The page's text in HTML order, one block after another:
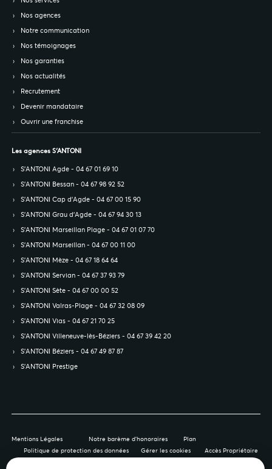
Nos agences
Notre communication
Nos témoignages
Nos garanties
Nos actualités
Recrutement
Devenir mandataire
Ouvrir une franchise
Les agences S’ANTONI
S’ANTONI Agde - 04 67 01 69 10
S’ANTONI Bessan - 04 67 98 92 52
S’ANTONI Cap d'Agde - 04 67 00 15 90
S’ANTONI Grau d'Agde - 04 67 94 30 13
S’ANTONI Marseillan Plage - 04 67 01 07 70
S’ANTONI Marseillan - 04 67 00 11 00
S’ANTONI Mèze - 04 67 18 64 64
S’ANTONI Servian - 04 67 37 93 79
S’ANTONI Sète - 04 67 00 00 52
S’ANTONI Valras-Plage - 04 67 32 08 09
S’ANTONI Vias - 04 67 21 70 25
S’ANTONI Villeneuve-lès-Béziers - 04 67 39 42 20
S’ANTONI Béziers - 04 67 49 87 87
S’ANTONI Prestige
Mentions Légales Notre barème d'honoraires
Plan
Politique de protection des données
Gérer les cookies Accès Propriétaire